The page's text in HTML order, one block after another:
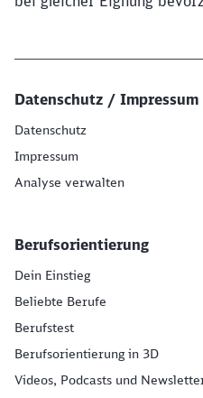
Datenschutz / Impressum
Datenschutz
Impressum
Analyse verwalten
Berufsorientierung
Dein Einstieg
Beliebte Berufe
Berufstest
Berufsorientierung in 3D
Videos, Podcasts und